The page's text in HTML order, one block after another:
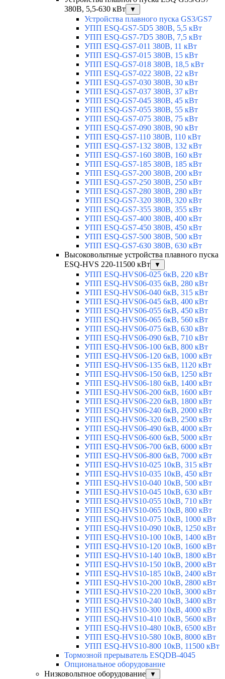
380В, 5,5-630 кВт
▼
Устройства плавного пуска GS3/GS7
УПП ESQ-GS7-5D5 380В, 5,5 кВт
УПП ESQ-GS7-7D5 380В, 7,5 кВт
УПП ESQ-GS7-011 380В, 11 кВт
УПП ESQ-GS7-015 380В, 15 кВт
УПП ESQ-GS7-018 380В, 18,5 кВт
УПП ESQ-GS7-022 380В, 22 кВт
УПП ESQ-GS7-030 380В, 30 кВт
УПП ESQ-GS7-037 380В, 37 кВт
УПП ESQ-GS7-045 380В, 45 кВт
УПП ESQ-GS7-055 380В, 55 кВт
УПП ESQ-GS7-075 380В, 75 кВт
УПП ESQ-GS7-090 380В, 90 кВт
УПП ESQ-GS7-110 380В, 110 кВт
УПП ESQ-GS7-132 380В, 132 кВт
УПП ESQ-GS7-160 380В, 160 кВт
УПП ESQ-GS7-185 380В, 185 кВт
УПП ESQ-GS7-200 380В, 200 кВт
УПП ESQ-GS7-250 380В, 250 кВт
УПП ESQ-GS7-280 380В, 280 кВт
УПП ESQ-GS7-320 380В, 320 кВт
УПП ESQ-GS7-355 380В, 355 кВт
УПП ESQ-GS7-400 380В, 400 кВт
УПП ESQ-GS7-450 380В, 450 кВт
УПП ESQ-GS7-500 380В, 500 кВт
УПП ESQ-GS7-630 380В, 630 кВт
Высоковольтные устройства плавного пуска
ESQ-HVS 220-11500 кВт
▼
УПП ESQ-HVS06-025 6кВ, 220 кВт
УПП ESQ-HVS06-035 6кВ, 280 кВт
УПП ESQ-HVS06-040 6кВ, 315 кВт
УПП ESQ-HVS06-045 6кВ, 400 кВт
УПП ESQ-HVS06-055 6кВ, 450 кВт
УПП ESQ-HVS06-065 6кВ, 560 кВт
УПП ESQ-HVS06-075 6кВ, 630 кВт
УПП ESQ-HVS06-090 6кВ, 710 кВт
УПП ESQ-HVS06-100 6кВ, 800 кВт
УПП ESQ-HVS06-120 6кВ, 1000 кВт
УПП ESQ-HVS06-135 6кВ, 1120 кВт
УПП ESQ-HVS06-150 6кВ, 1250 кВт
УПП ESQ-HVS06-180 6кВ, 1400 кВт
УПП ESQ-HVS06-200 6кВ, 1600 кВт
УПП ESQ-HVS06-220 6кВ, 1800 кВт
УПП ESQ-HVS06-240 6кВ, 2000 кВт
УПП ESQ-HVS06-320 6кВ, 2500 кВт
УПП ESQ-HVS06-490 6кВ, 4000 кВт
УПП ESQ-HVS06-600 6кВ, 5000 кВт
УПП ESQ-HVS06-700 6кВ, 6000 кВт
УПП ESQ-HVS06-800 6кВ, 7000 кВт
УПП ESQ-HVS10-025 10кВ, 315 кВт
УПП ESQ-HVS10-035 10кВ, 450 кВт
УПП ESQ-HVS10-040 10кВ, 500 кВт
УПП ESQ-HVS10-045 10кВ, 630 кВт
УПП ESQ-HVS10-055 10кВ, 710 кВт
УПП ESQ-HVS10-065 10кВ, 800 кВт
УПП ESQ-HVS10-075 10кВ, 1000 кВт
УПП ESQ-HVS10-090 10кВ, 1250 кВт
УПП ESQ-HVS10-100 10кВ, 1400 кВт
УПП ESQ-HVS10-120 10кВ, 1600 кВт
УПП ESQ-HVS10-140 10кВ, 1800 кВт
УПП ESQ-HVS10-150 10кВ, 2000 кВт
УПП ESQ-HVS10-185 10кВ, 2400 кВт
УПП ESQ-HVS10-200 10кВ, 2800 кВт
УПП ESQ-HVS10-220 10кВ, 3000 кВт
УПП ESQ-HVS10-240 10кВ, 3400 кВт
УПП ESQ-HVS10-300 10кВ, 4000 кВт
УПП ESQ-HVS10-410 10кВ, 5600 кВт
УПП ESQ-HVS10-480 10кВ, 6500 кВт
УПП ESQ-HVS10-580 10кВ, 8000 кВт
УПП ESQ-HVS10-800 10кВ, 11500 кВт
Тормозной прерыватель ESQDB-4045
Опциональное оборудование
Низковольтное оборудование
▼